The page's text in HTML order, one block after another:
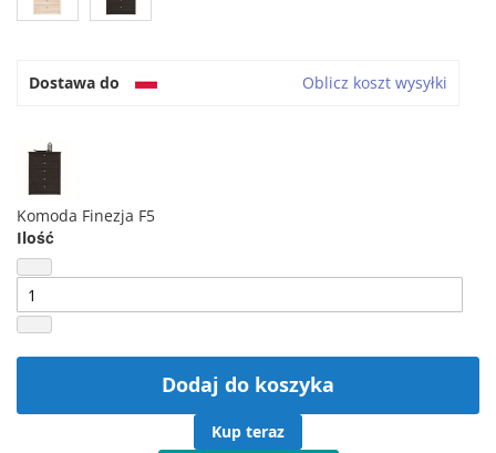
Dostawa do Oblicz koszt wysyłki
Komoda Finezja F5
Ilość
Dodaj do koszyka
Kup teraz